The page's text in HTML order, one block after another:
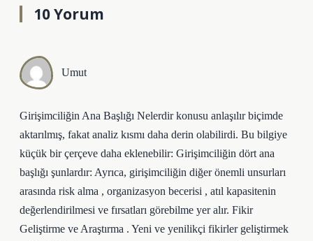
10 Yorum
Umut
Girişimciliğin Ana Başlığı Nelerdir konusu anlaşılır biçimde
aktarılmış, fakat analiz kısmı daha derin olabilirdi. Bu bilgiye
küçük bir çerçeve daha eklenebilir: Girişimciliğin dört ana
başlığı şunlardır: Ayrıca, girişimciliğin diğer önemli unsurları
arasında risk alma , organizasyon becerisi , atıl kapasitenin
değerlendirilmesi ve fırsatları görebilme yer alır. Fikir
Geliştirme ve Araştırma . Yeni ve yenilikçi fikirler geliştirmek